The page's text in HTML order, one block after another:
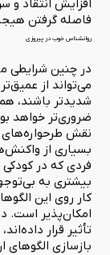
افزایش انتقاد و
فاصله گرفتن
روانشناس خوب در پیروزی
در چنین شرایطی
می‌تواند از
شدیدتر باشند،
ضروری‌تر خواهد
نقش
بسیاری از
فردی که در
بیشتری به
کار روی این
امکان‌پذیر است.
تأثیر قرار
بازسازی الگوهای